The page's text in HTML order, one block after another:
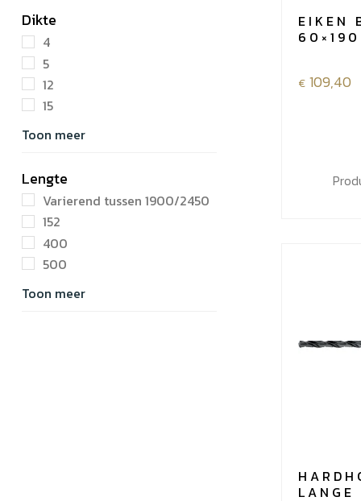
Dikte
4
5
12
15
Toon meer
Lengte
Varierend tussen 1900/2450
152
400
500
Toon meer
EIKEN
60×190
€ 109,40
LANGE